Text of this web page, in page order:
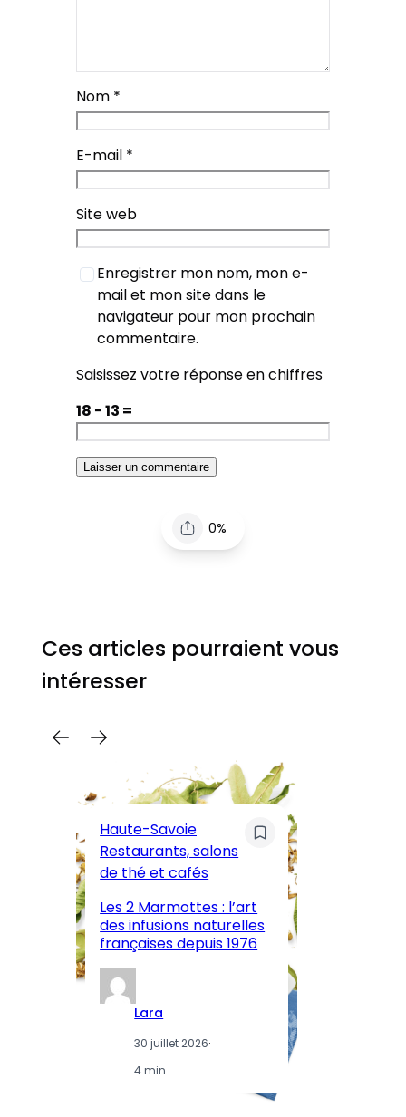
Nom *
E-mail *
Site web
Enregistrer mon nom, mon e-
mail et mon site dans le
navigateur pour mon prochain
commentaire.
Saisissez votre réponse en chiffres
18 − 13 =
0%
Ces articles pourraient vous
intéresser
Haute-Savoie
Restaurants, salons
de thé et cafés
Les 2 Marmottes : l’art
des infusions naturelles
françaises depuis 1976
Lara
30 juillet 2026·
4 min